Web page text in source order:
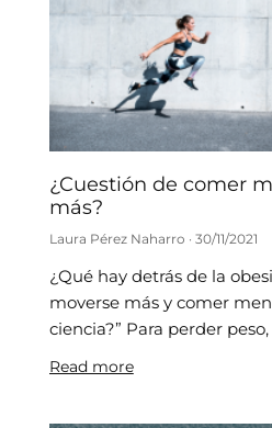
¿Cuestión de comer
más?
Laura Pérez Naharro 30/11/2021
¿Qué hay detrás de la
moverse más y comer
ciencia?” Para perder
Read more